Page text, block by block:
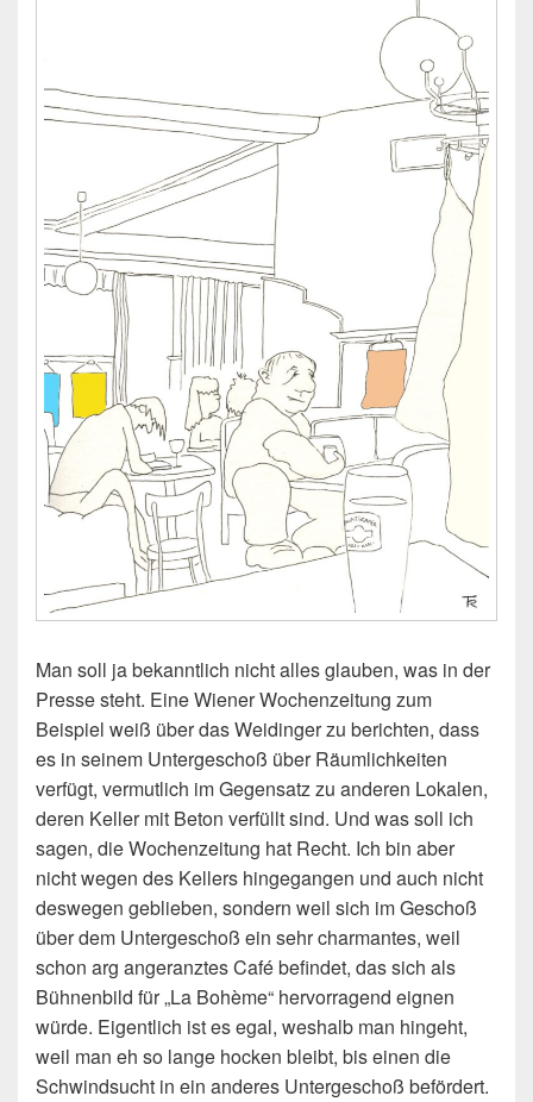
Man soll ja bekanntlich nicht alles glauben, was in der
Presse steht. Eine Wiener Wochenzeitung zum
Beispiel weiß über das Weidinger zu berichten, dass
es in seinem Untergeschoß über Räumlichkeiten
verfügt, vermutlich im Gegensatz zu anderen Lokalen,
deren Keller mit Beton verfüllt sind. Und was soll ich
sagen, die Wochenzeitung hat Recht. Ich bin aber
nicht wegen des Kellers hingegangen und auch nicht
deswegen geblieben, sondern weil sich im Geschoß
über dem Untergeschoß ein sehr charmantes, weil
schon arg angeranztes Café befindet, das sich als
Bühnenbild für „La Bohème“ hervorragend eignen
würde. Eigentlich ist es egal, weshalb man hingeht,
weil man eh so lange hocken bleibt, bis einen die
Schwindsucht in ein anderes Untergeschoß befördert.